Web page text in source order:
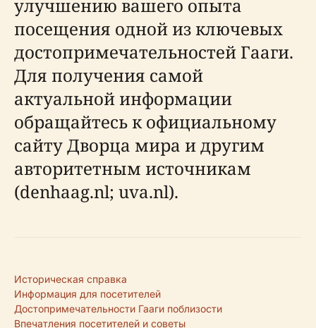
улучшению вашего опыта
посещения одной из ключевых
достопримечательностей Гааги.
Для получения самой
актуальной информации
обращайтесь к официальному
сайту Дворца мира и другим
авторитетным источникам
(denhaag.nl; uva.nl).
Историческая справка
Информация для посетителей
Достопримечательности Гааги поблизости
Впечатления посетителей и советы